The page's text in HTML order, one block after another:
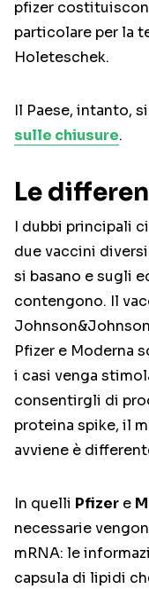
pfizer
particolare per la
Holeteschek.
Il Paese, intanto,
sulle chiusure.
Le
I dubbi principali
due vaccini
si basano e sugli
contengono. Il
Pfizer e Moderna
i casi venga
consentirgli di
proteina spike, il
avviene è
In quelli Pfizer e
necessarie
mRNA: le
capsula di lipidi